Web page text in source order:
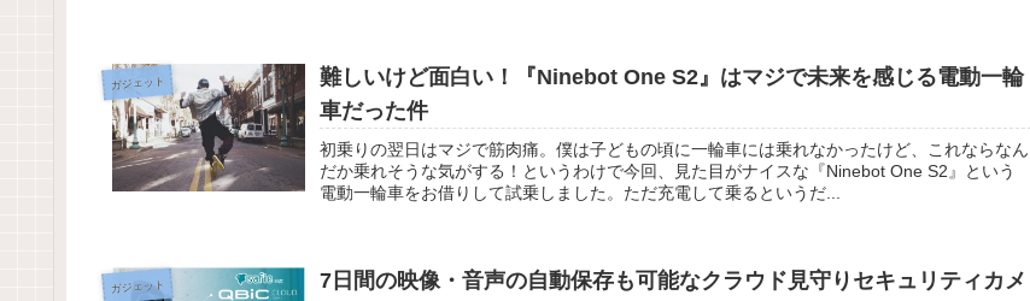
ガジェット
難しいけど面白い！『Ninebot One S2』はマジで未来を感じる電動一輪
車だった件
初乗りの翌日はマジで筋肉痛。僕は子どもの頃に一輪車には乗れなかったけど、これならなん
だか乗れそうな気がする！というわけで今回、見た目がナイスな『Ninebot One S2』という
電動一輪車をお借りして試乗しました。ただ充電して乗るというだ...
ガジェット
7日間の映像・音声の自動保存も可能なクラウド見守りセキュリティカメ